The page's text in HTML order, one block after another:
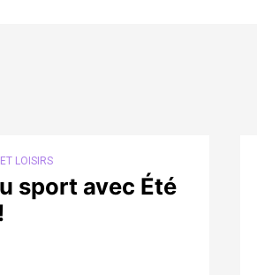
LOISIRS
sport avec Été